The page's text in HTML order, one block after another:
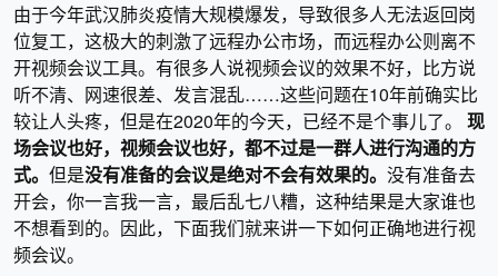
由于今年武汉肺炎疫情大规模爆发，导致很多人无法返回岗
位复工，这极大的刺激了远程办公市场，而远程办公则离不
开视频会议工具。有很多人说视频会议的效果不好，比方说
听不清、网速很差、发言混乱……这些问题在10年前确实比
较让人头疼，但是在2020年的今天，已经不是个事儿了。 现
场会议也好，视频会议也好，都不过是一群人进行沟通的方
式。 但是没有准备的会议是绝对不会有效果的。 没有准备去
开会，你一言我一言，最后乱七八糟，这种结果是大家谁也
不想看到的。因此，下面我们就来讲一下如何正确地进行视
频会议。